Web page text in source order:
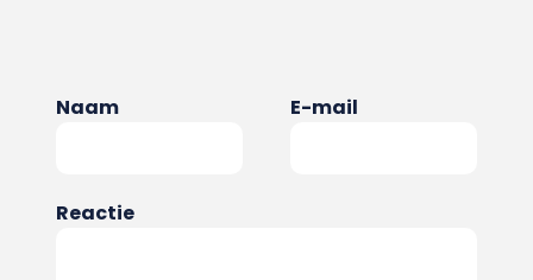
Naam E-mail
Reactie